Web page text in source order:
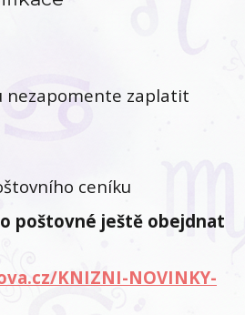
nezapomente zaplatit
ceníku
poštovné ještě obejdnat
KNIZNI-NOVINKY-